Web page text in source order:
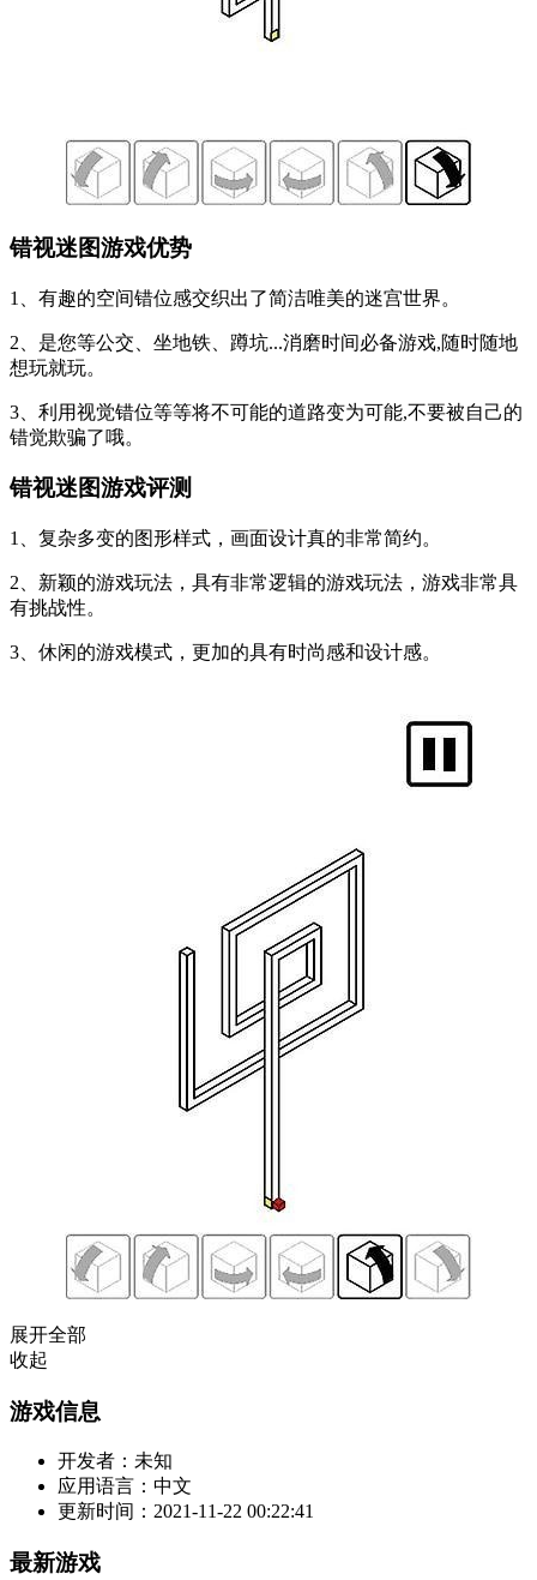
错视迷图游戏优势
1、有趣的空间错位感交织出了简洁唯美的迷宫世界。
2、是您等公交、坐地铁、蹲坑...消磨时间必备游戏,随时随地
想玩就玩。
3、利用视觉错位等等将不可能的道路变为可能,不要被自己的
错觉欺骗了哦。
错视迷图游戏评测
1、复杂多变的图形样式，画面设计真的非常简约。
2、新颖的游戏玩法，具有非常逻辑的游戏玩法，游戏非常具
有挑战性。
3、休闲的游戏模式，更加的具有时尚感和设计感。
展开全部
收起
游戏信息
开发者： 未知
应用语言： 中文
更新时间： 2021-11-22 00:22:41
最新游戏